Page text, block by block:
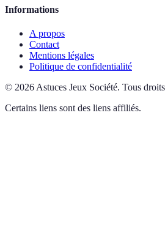
Informations
A propos
Contact
Mentions légales
Politique de confidentialité
© 2026 Astuces Jeux Société. Tous
Certains liens sont des liens affiliés.